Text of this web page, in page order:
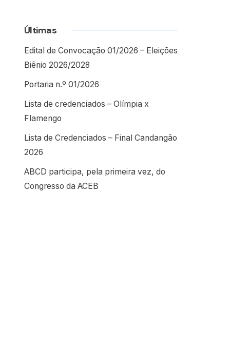
Últimas
Edital de Convocação 01/2026 – Eleições
Biênio 2026/2028
Portaria n.º 01/2026
Lista de credenciados – Olímpia x
Flamengo
Lista de Credenciados – Final Candangão
2026
ABCD participa, pela primeira vez, do
Congresso da ACEB